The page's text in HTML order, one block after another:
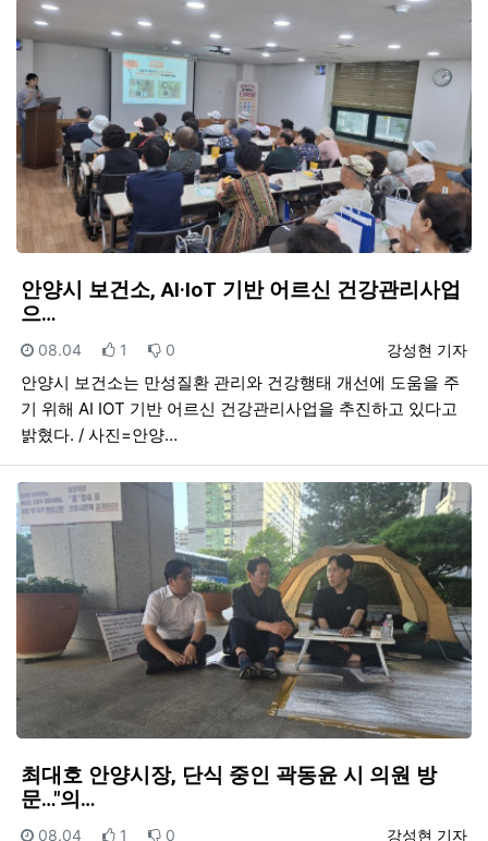
안양시 보건소, AI·IoT 기반 어르신 건강관리사업
으…
등록자
강성현 기자
등록일
08.04 추천
1 비추천
0
안양시 보건소는 만성질환 관리와 건강행태 개선에 도움을 주
기 위해 AI IOT 기반 어르신 건강관리사업을 추진하고 있다고
밝혔다. / 사진=안양…
최대호 안양시장, 단식 중인 곽동윤 시 의원 방
문…"의…
등록자
강성현 기자
등록일
08.04 추천
1 비추천
0